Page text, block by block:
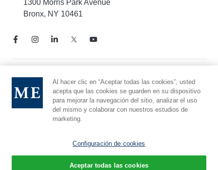
1300 Morris Park Avenue
Bronx, NY 10461
Aviso de prácticas de privacidad
Línea directa de cumplimiento
Denunciar maltrato
Preferencias de cookies
© 2026 Montefiore Einstein
Al hacer clic en “Aceptar todas las cookies”, usted
acepta que las cookies se guarden en su dispositivo
para mejorar la navegación del sitio, analizar el uso
del mismo y colaborar con nuestros estudios de
marketing.
Configuración de cookies
Aceptar todas las cookies